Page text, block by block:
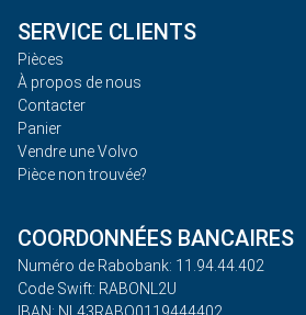
SERVICE CLIENTS
Pièces
À propos de nous
Contacter
Panier
Vendre une Volvo
Pièce non trouvée?
COORDONNÉES BANCAIRES
Numéro de Rabobank: 11.94.44.402
Code Swift: RABONL2U
IBAN: NL43RABO0119444402